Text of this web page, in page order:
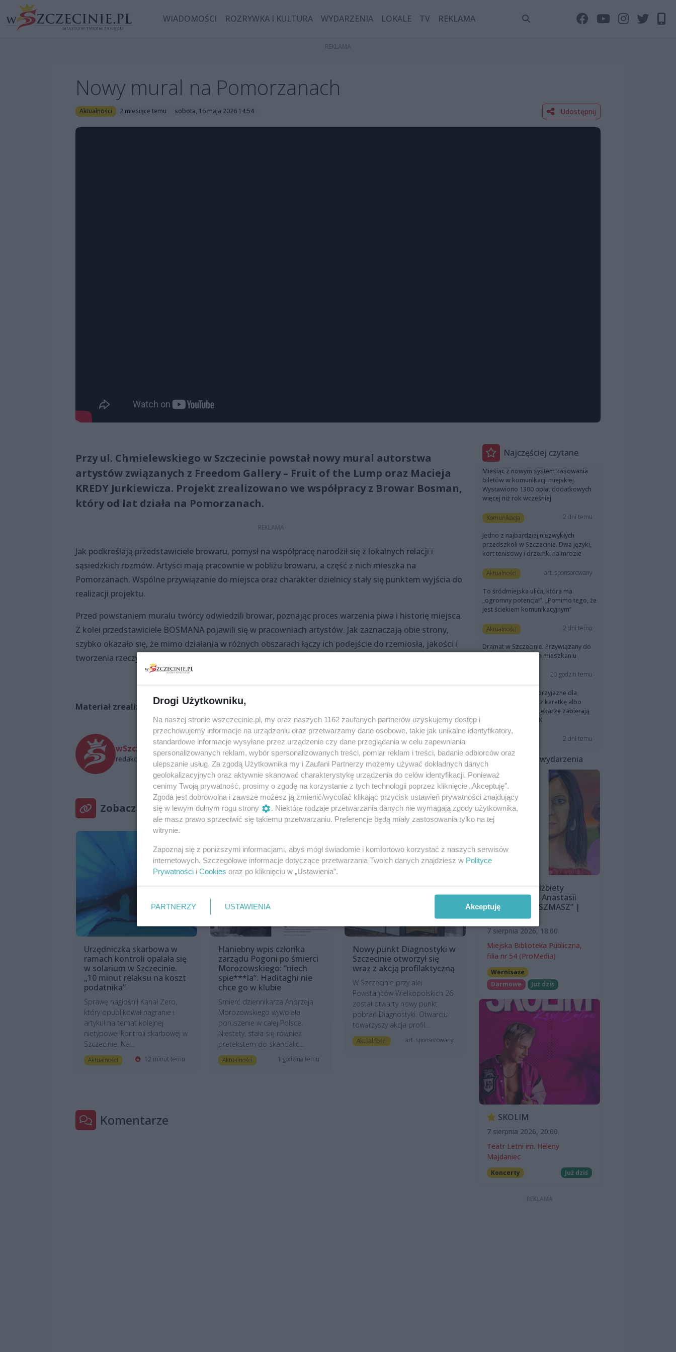
WIADOMOŚCI ROZRYWKA I KULTURA WYDARZENIA LOKALE TV REKLAMA
Nowy mural na Pomorzanach
Aktualności 2 miesiące temu sobota, 16 maja 2026 14:54 Udostępnij
Przy ul. Chmielewskiego w Szczecinie powstał nowy mural autorstwa
artystów związanych z Freedom Gallery – Fruit of the Lump oraz Macieja
KREDY Jurkiewicza. Projekt zrealizowano we współpracy z Browar Bosman,
który od lat działa na Pomorzanach.
Jak podkreślają przedstawiciele browaru, pomysł na współpracę narodził się z lokalnych relacji i
sąsiedzkich rozmów. Artyści mają pracownie w pobliżu browaru, a część z nich mieszka na
Pomorzanach. Wspólne przywiązanie do miejsca oraz charakter dzielnicy stały się punktem wyjścia do
realizacji projektu.
Przed powstaniem muralu twórcy odwiedzili browar, poznając proces warzenia piwa i historię miejsca.
Z kolei przedstawiciele BOSMANA pojawili się w pracowniach artystów. Jak zaznaczają obie strony,
szybko okazało się, że mimo działania w różnych obszarach łączy ich podejście do rzemiosła, jakości i
tworzenia rzeczy na lata.
Materiał zrealizowany przy współpracy z Bosman Szczeciński.
wSzczecinie.pl
redakcja@wszczecinie.pl Udostępnij
Zobacz też
Urzędniczka skarbowa w
ramach kontroli opalała się
w solarium w Szczecinie.
„10 minut relaksu na koszt
podatnika”
Sprawę nagłośnił Kanał Zero,
który opublikował nagranie i
artykuł na temat kolejnej
nietypowej kontroli skarbowej w
Szczecinie. Na...
Aktualności 12 minut temu
Haniebny wpis członka
zarządu Pogoni po śmierci
Morozowskiego: “niech
spie***la”. Haditaghi nie
chce go w klubie
Śmierć dziennikarza Andrzeja
Morozowskiego wywołała
poruszenie w całej Polsce.
Niestety, stała się również
pretekstem do skandalic...
Aktualności 1 godzina temu
Nowy punkt Diagnostyki w
Szczecinie otworzył się
wraz z akcją profilaktyczną
W Szczecinie przy alei
Powstańców Wielkopolskich 26
został otwarty nowy punkt
pobrań Diagnostyki. Otwarciu
towarzyszy akcja profil...
Aktualności art. sponsorowany
Komentarze
Najczęściej czytane
Miesiąc z nowym system kasowania
biletów w komunikacji miejskiej.
Wystawiono 1300 opłat dodatkowych
więcej niż rok wcześniej
Komunikacja 2 dni temu
Jedno z najbardziej niezwykłych
przedszkoli w Szczecinie. Dwa języki,
kort tenisowy i drzemki na mrozie
Aktualności art. sponsorowany
To śródmiejska ulica, która ma
„ogromny potencjał”. „Pomimo tego, że
jest ściekiem komunikacyjnym”
Aktualności 2 dni temu
Dramat w Szczecinie. Przywiązany do
łóżka pies w pustym mieszkaniu
20 godzin temu
„SOR-y stały się nieprzyjazne dla
pacjentów. Wzywasz karetkę albo
giniesz w kolejce”. Lekarze zabierają
głos po raporcie NIK
2 dni temu
Polecane wydarzenia
Wystawa Elżbiety
Śnieżewskiej i Anastasii
Lazarevej „MISZMASZ” |
wernisaż
7 sierpnia 2026, 18:00
Miejska Biblioteka Publiczna,
filia nr 54 (ProMedia)
Wernisaże
Darmowe
Już dziś
SKOLIM
7 sierpnia 2026, 20:00
Teatr Letni im. Heleny
Majdaniec
Koncerty Już dziś
Drogi Użytkowniku,
Na naszej stronie wszczecinie.pl, my oraz naszych 1162 zaufanych partnerów uzyskujemy dostęp i
przechowujemy informacje na urządzeniu oraz przetwarzamy dane osobowe, takie jak unikalne identyfikatory,
standardowe informacje wysyłane przez urządzenie czy dane przeglądania w celu zapewniania
spersonalizowanych reklam, wybór spersonalizowanych treści, pomiar reklam i treści, badanie odbiorców oraz
ulepszanie usług. Za zgodą Użytkownika my i Zaufani Partnerzy możemy używać dokładnych danych
geolokalizacyjnych oraz aktywnie skanować charakterystykę urządzenia do celów identyfikacji. Ponieważ
cenimy Twoją prywatność, prosimy o zgodę na korzystanie z tych technologii poprzez kliknięcie „Akceptuję”.
Zgoda jest dobrowolna i zawsze możesz ją zmienić/wycofać klikając przycisk ustawień prywatności znajdujący
się w lewym dolnym rogu strony
. Niektóre rodzaje przetwarzania danych nie wymagają zgody użytkownika,
ale masz prawo sprzeciwić się takiemu przetwarzaniu. Preferencje będą miały zastosowania tylko na tej
witrynie.
Zapoznaj się z poniższymi informacjami, abyś mógł świadomie i komfortowo korzystać z naszych serwisów
internetowych. Szczegółowe informacje dotyczące przetwarzania Twoich danych znajdziesz w Polityce
Prywatności i Cookies oraz po kliknięciu w „Ustawienia”.
PARTNERZY USTAWIENIA Akceptuję